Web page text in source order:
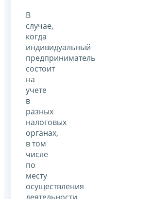
В
случае,
когда
индивидуальный
предприниматель
состоит
на
учете
в
разных
налоговых
органах,
в том
числе
по
месту
осуществления